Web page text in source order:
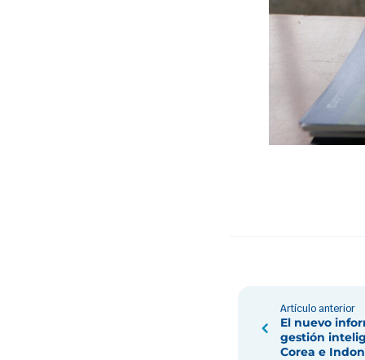
Artículo anterior
El nuevo
gestión
Corea e